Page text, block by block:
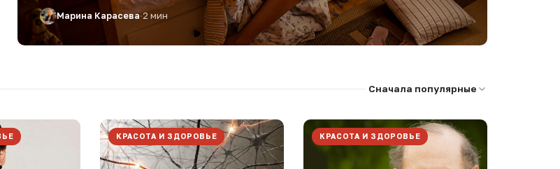
Марина Карасева·2 мин
Сначала популярные
КРАСОТА И ЗДОРОВЬЕ КРАСОТА И ЗДОРОВЬЕ